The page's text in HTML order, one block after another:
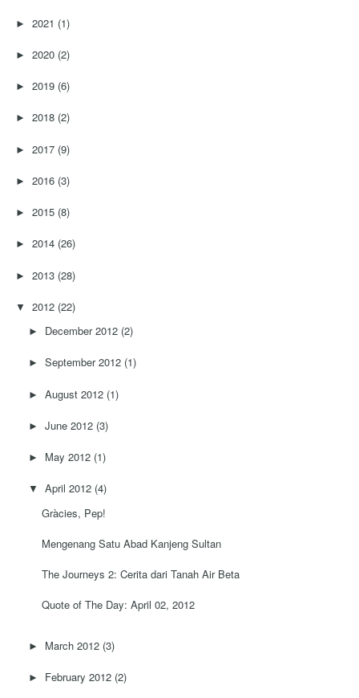
►2021 (1)
►2020 (2)
►2019 (6)
►2018 (2)
►2017 (9)
►2016 (3)
►2015 (8)
►2014 (26)
►2013 (28)
▼ 2012 (22)
► December 2012 (2)
►September 2012 (1)
►August 2012 (1)
►June 2012 (3)
► May 2012 (1)
▼ April 2012 (4)
Gràcies, Pep!
Mengenang Satu Abad Kanjeng Sultan
The Journeys 2: Cerita dari Tanah Air Beta
Quote of The Day: April 02, 2012
► March 2012 (3)
► February 2012 (2)